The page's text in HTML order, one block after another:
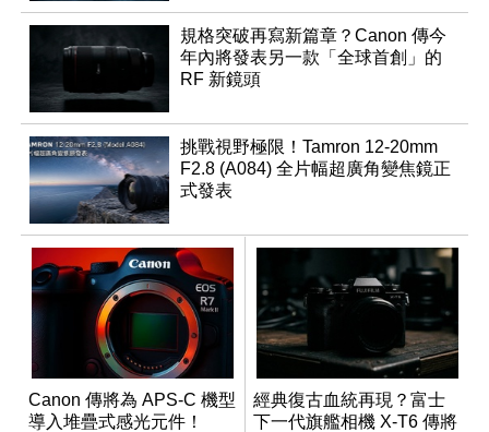
規格突破再寫新篇章？Canon 傳今
年內將發表另一款「全球首創」的
RF 新鏡頭
挑戰視野極限！Tamron 12-20mm
F2.8 (A084) 全片幅超廣角變焦鏡正
式發表
Canon 傳將為 APS-C 機型
導入堆疊式感光元件！
經典復古血統再現？富士
下一代旗艦相機 X-T6 傳將